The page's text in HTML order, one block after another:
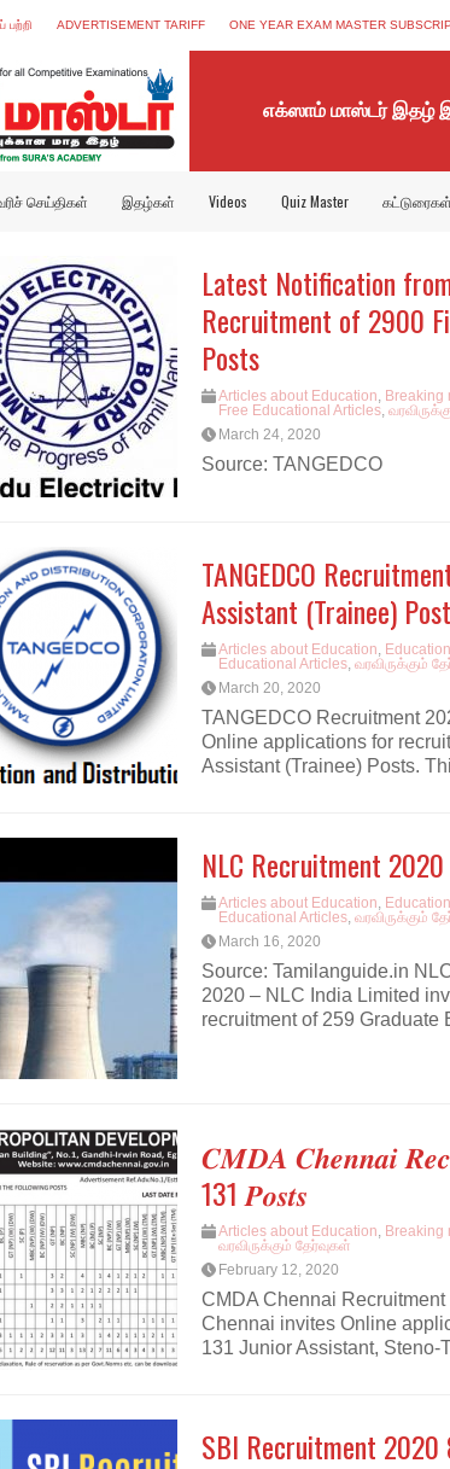
பற்றி ADVERTISEMENT TARIFF ONE YEAR EXAM MASTER
எக்ஸாம் மாஸ்டர் இதழ்
செய்திகள் இதழ்கள் Videos Quiz Master கட்டுரைகள்
Latest Notification
Recruitment of 2900
Posts
Articles about Education, Breaking
Free Educational Articles,
March 24, 2020
Source: TANGEDCO
TANGEDCO
Assistant (Trainee)
Articles about Education,
Educational Articles, வரவிருக்கும்
March 20, 2020
TANGEDCO Recruitment
Online applications for
Assistant (Trainee) Posts.
NLC Recruitment
Articles about Education,
Educational Articles, வரவிருக்கும்
March 16, 2020
Source: Tamilanguide.in
2020 – NLC India Limited
recruitment of 259 Graduate
𝑪𝑴𝑫𝑨 𝑪𝒉𝒆𝒏𝒏𝒂𝒊
131 𝑷𝒐𝒔𝒕𝒔
Articles about Education, Breaking
வரவிருக்கும் தேர்வுகள்
February 12, 2020
CMDA Chennai
Chennai invites Online
131 Junior Assistant, Steno-
SBI Recruitment